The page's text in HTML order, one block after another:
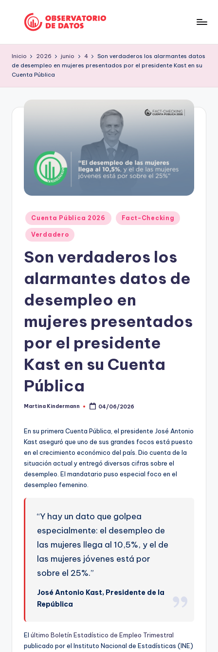
contenido
e
ri
o
d
C
ki
free
but
sacred"
Inicio 2026 junio 4
Son verdaderos los alarmantes datos
de desempleo en mujeres presentados por el presidente Kast en su
Cuenta Pública
Publicado
en
Cuenta Pública 2026 Fact-Checking
Verdadero
Son verdaderos los
alarmantes datos de
desempleo en
mujeres presentados
por el presidente
Kast en su Cuenta
Pública
Publicado
Martina Kindermann 04/06/2026
En su primera Cuenta Pública, el presidente José Antonio
Kast aseguró que uno de sus grandes focos está puesto
en el crecimiento económico del país. Dio cuenta de la
situación actual y entregó diversas cifras sobre el
desempleo. El mandatario puso especial foco en el
desempleo femenino.
“Y hay un dato que golpea
especialmente: el desempleo de
las mujeres llega al 10,5%, y el de
las mujeres jóvenes está por
sobre el 25%.”
José Antonio Kast, Presidente de la
República
El último Boletín Estadístico de Empleo Trimestral
publicado por el Instituto Nacional de Estadísticas (INE)